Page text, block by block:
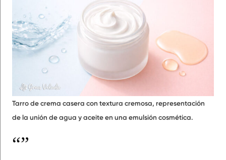
Tarro de crema casera con textura cremosa, representación
de la unión de agua y aceite en una emulsión cosmética.
Qué significa realmente “hacer una crema desde cero”